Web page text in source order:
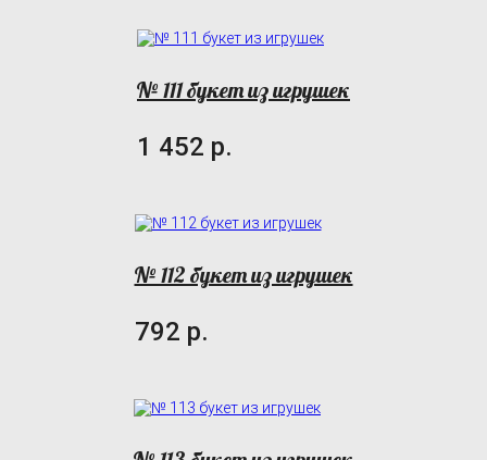
№ 111 букет из игрушек
1 452 р.
№ 112 букет из игрушек
792 р.